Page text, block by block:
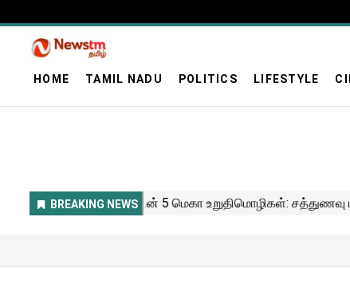
HOME TAMIL NADU POLITICS LIFESTYLE